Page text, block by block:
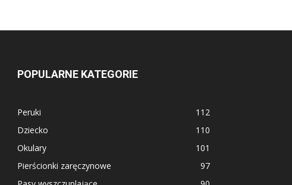
POPULARNE KATEGORIE
Peruki
112
Dziecko
110
Okulary
101
Pierścionki zaręczynowe
97